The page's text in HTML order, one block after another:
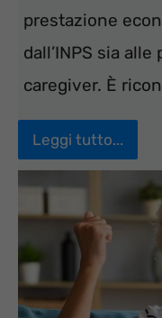
prestazione
dall’INPS sia
caregiver. È
Leggi tutto...